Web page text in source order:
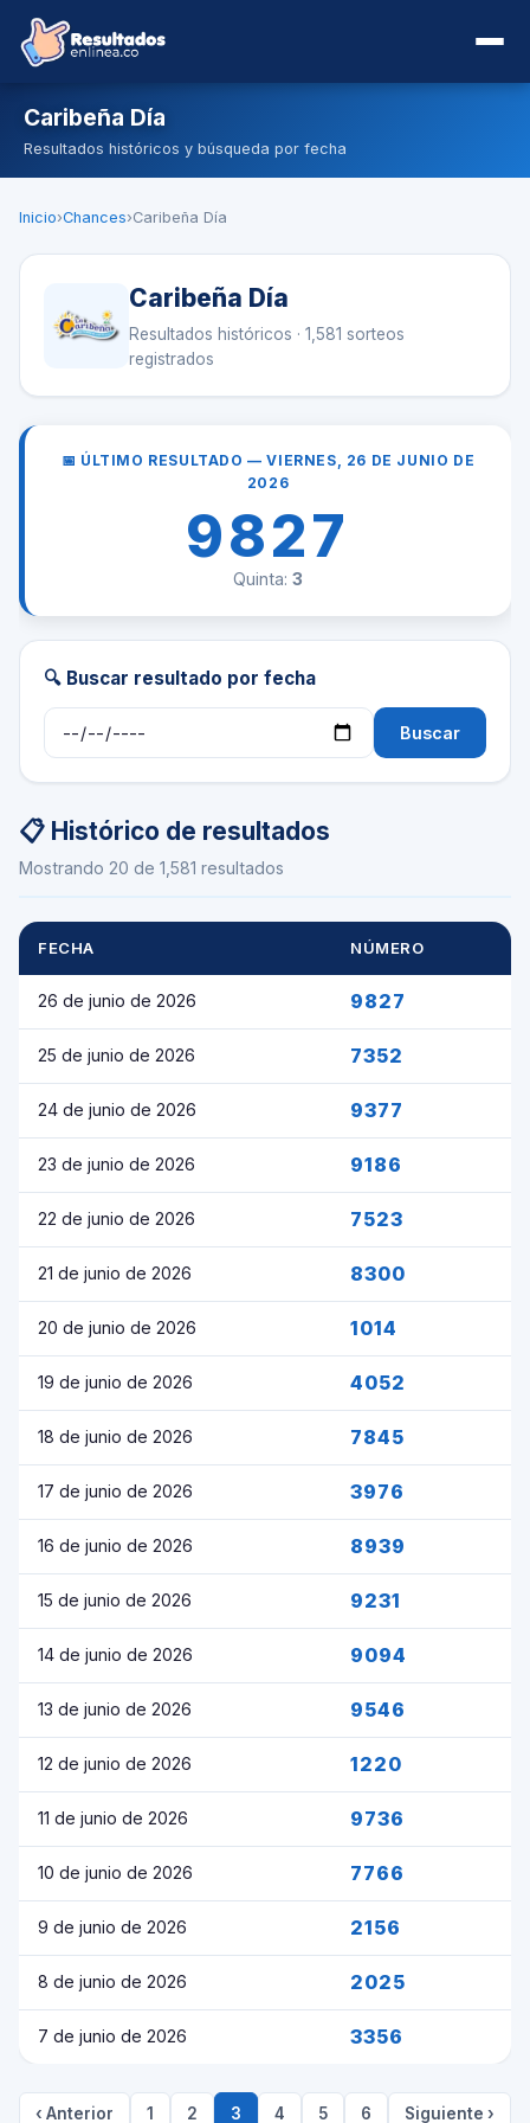
Caribeña Día
Resultados históricos y búsqueda por fecha
Inicio›Chances›Caribeña Día
Caribeña Día
Resultados históricos · 1,581 sorteos
registrados
📅 ÚLTIMO RESULTADO — VIERNES, 26 DE JUNIO DE
2026
9827
Quinta: 3
🔍 Buscar resultado por fecha
Buscar
📋 Histórico de resultados
Mostrando 20 de 1,581 resultados
FECHA NÚMERO
26 de junio de 2026 9827
25 de junio de 2026 7352
24 de junio de 2026 9377
23 de junio de 2026 9186
22 de junio de 2026 7523
21 de junio de 2026 8300
20 de junio de 2026 1014
19 de junio de 2026 4052
18 de junio de 2026 7845
17 de junio de 2026 3976
16 de junio de 2026 8939
15 de junio de 2026 9231
14 de junio de 2026 9094
13 de junio de 2026 9546
12 de junio de 2026 1220
11 de junio de 2026 9736
10 de junio de 2026 7766
9 de junio de 2026 2156
8 de junio de 2026 2025
7 de junio de 2026 3356
‹ Anterior 1 2 3 4 5 6 Siguiente ›